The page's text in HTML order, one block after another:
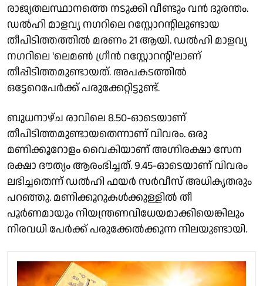
രാജ്യതലസ്ഥാനത്തെ നടുക്കി വീണ്ടും വന്‍ ദുരന്തം.
ഡല്‍ഹി മാളവ്യ നഗറിലെ റസ്റ്റോറന്റിലുണ്ടായ
തീപിടിത്തത്തിൽ മരണം 21 ആയി. ഡല്‍ഹി മാളവ്യ
നഗറിലെ 'ലെമണ്‍ ഗ്രീന്‍ റസ്റ്റോറന്റി'ലാണ്
തീപ്പിടിത്തമുണ്ടായത്. അപകടത്തില്‍
ഒട്ടേറെപേര്‍ക്ക് പരുക്കേറ്റിട്ടുണ്ട്.
ബുധനാഴ്ച രാവിലെ 8.50-ഓടെയാണ്
തീപിടിത്തമുണ്ടായതെന്നാണ് വിവരം. ഒരു
മണിക്കൂറോളം വൈകിയാണ് അഗ്നിരക്ഷാ സേന
രക്ഷാ ദൗത്യം ആരംഭിച്ചത്. 9.45-ഓടെയാണ് വിവരം
ലഭിച്ചതെന്ന് ഡല്‍ഹി ഫയര്‍ സര്‍വീസ് അധികൃതരും
പറഞ്ഞു. മണിക്കൂറുകള്‍ക്കുള്ളില്‍ തീ
പൂര്‍ണമായും നിയന്ത്രണവിധേയമാക്കിയെങ്കിലും
നിരവധി പേര്‍ക്ക് പരുക്കേല്‍ക്കുന്ന നിലയുണ്ടായി.